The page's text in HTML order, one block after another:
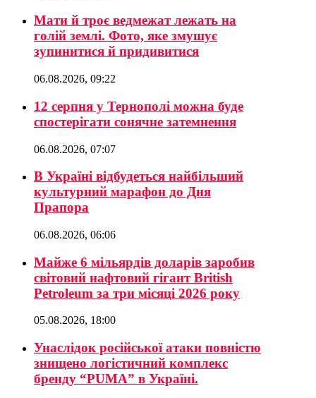
Мати й троє ведмежат лежать на
голій землі. Фото, яке змушує
зупинитися й придивитися
06.08.2026, 09:22
12 серпня у Тернополі можна буде
спостерігати сонячне затемнення
06.08.2026, 07:07
В Україні відбудеться найбільший
культурний марафон до Дня
Прапора
06.08.2026, 06:06
Майже 6 мільярдів доларів заробив
світовий нафтовий гігант British
Petroleum за три місяці 2026 року
05.08.2026, 18:00
Унаслідок російської атаки повністю
знищено логістичний комплекс
бренду “PUMA” в Україні.